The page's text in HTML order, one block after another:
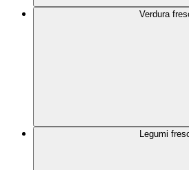
Verdura
Legumi